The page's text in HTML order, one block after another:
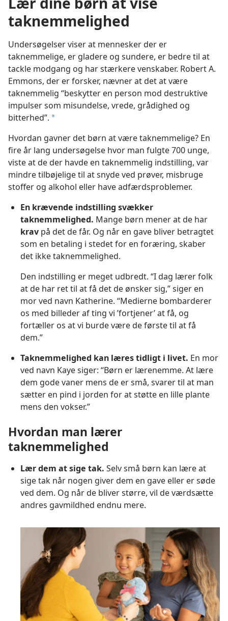
taknemmelighed
Undersøgelser viser at mennesker der er
taknemmelige, er gladere og sundere, er bedre til at
tackle modgang og har stærkere venskaber. Robert A.
Emmons, der er forsker, nævner at det at være
taknemmelig “beskytter en person mod destruktive
impulser som misundelse, vrede, grådighed og
bitterhed”. a
Hvordan gavner det børn at være taknemmelige? En
fire år lang undersøgelse hvor man fulgte 700 unge,
viste at de der havde en taknemmelig indstilling, var
mindre tilbøjelige til at snyde ved prøver, misbruge
stoffer og alkohol eller have adfærdsproblemer.
En krævende indstilling svækker
taknemmelighed. Mange børn mener at de har
krav på det de får. Og når en gave bliver betragtet
som en betaling i stedet for en foræring, skaber
det ikke taknemmelighed.
Den indstilling er meget udbredt. “I dag lærer folk
at de har ret til at få det de ønsker sig,” siger en
mor ved navn Katherine. “Medierne bombarderer
os med billeder af ting vi ’fortjener’ at få, og
fortæller os at vi burde være de første til at få
dem.”
Taknemmelighed kan læres tidligt i livet. En mor
ved navn Kaye siger: “Børn er lærenemme. At lære
dem gode vaner mens de er små, svarer til at man
sætter en pind i jorden for at støtte en lille plante
mens den vokser.”
Hvordan man lærer
taknemmelighed
Lær dem at sige tak. Selv små børn kan lære at
sige tak når nogen giver dem en gave eller er søde
ved dem. Og når de bliver større, vil de værdsætte
andres gavmildhed endnu mere.